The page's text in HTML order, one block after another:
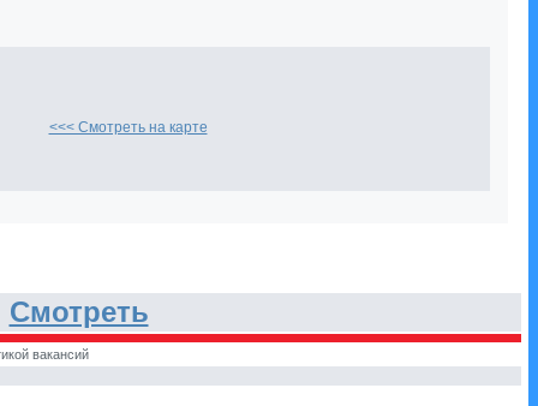
<<< Смотреть на карте
Смотреть
вакансий